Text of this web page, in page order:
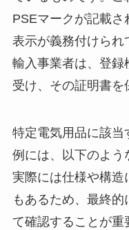
PSEマークが記載
表示が義務付けられ
輸入事業者は、登録
受け、その証明書を
特定電気用品に該当
例には、以下のよう
実際には仕様や構造
もあるため、最終
て確認することが重